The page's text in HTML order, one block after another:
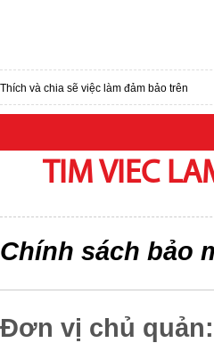
Thích và chia sẽ việc làm đảm bảo trên
TIM VIEC
Chính sách bảo
Đơn vị chủ quản: